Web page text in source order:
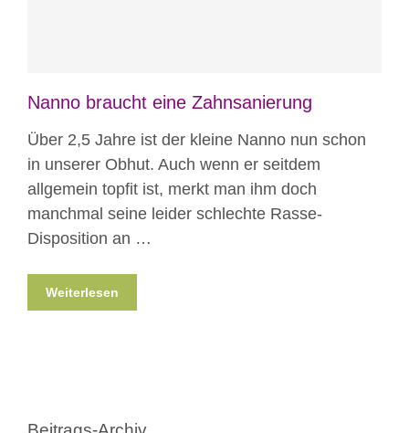
Nanno braucht eine Zahnsanierung
Über 2,5 Jahre ist der kleine Nanno nun schon
in unserer Obhut. Auch wenn er seitdem
allgemein topfit ist, merkt man ihm doch
manchmal seine leider schlechte Rasse-
Disposition an …
Weiterlesen